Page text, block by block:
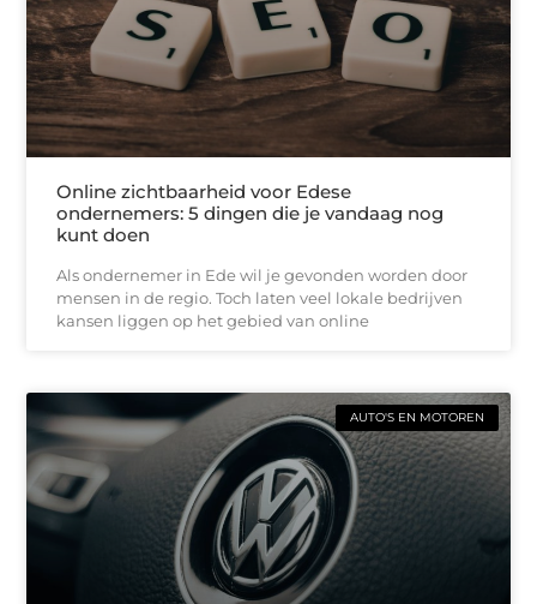
Online zichtbaarheid voor Edese
ondernemers: 5 dingen die je vandaag nog
kunt doen
Als ondernemer in Ede wil je gevonden worden door
mensen in de regio. Toch laten veel lokale bedrijven
kansen liggen op het gebied van online
AUTO'S EN MOTOREN